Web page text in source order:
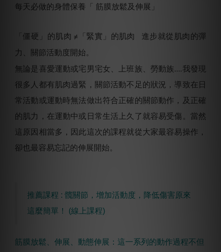
每天必做的身體保養「 筋膜放鬆及伸展」
「僵硬」的肌肉 ≠「緊實」的肌肉 進步就從肌肉的彈
力、關節活動度開始。
無論是喜愛運動或宅男宅女、上班族、勞動族....我發現
很多人都有肌肉過緊，關節活動不足的狀況，導致在日
常活動或運動時無法做出符合正確的關節動作，及正確
的肌力，在運動中或日常生活上久了就容易受傷。當然
這原因相當多，因此這次的課程就從大家最容易操作，
卻也最容易忘記的伸展開始。
推薦課程 : 髖關節，增加活動度，降低傷害原來
這麼簡單！ ​(線上課程)
筋膜放鬆、伸展、動態伸展：這一系列的動作過程不但